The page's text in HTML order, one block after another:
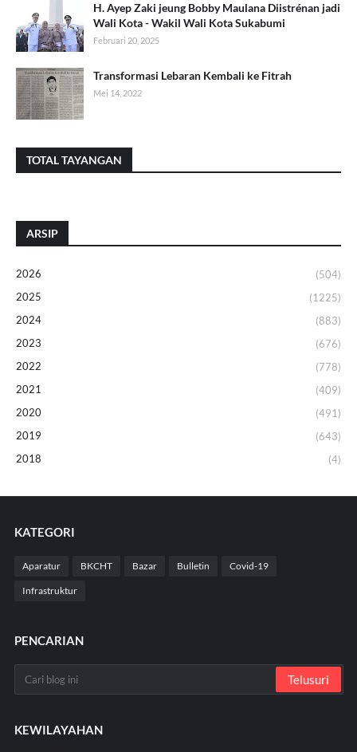
H. Ayep Zaki jeung Bobby Maulana Diistrénan jadi
Wali Kota - Wakil Wali Kota Sukabumi
Februari 20, 2025
Transformasi Lebaran Kembali ke Fitrah
Mei 14, 2022
TOTAL TAYANGAN
ARSIP
2026
(504)
2025
(1225)
2024
(883)
2023
(676)
2022
(778)
2021
(409)
2020
(491)
2019
(643)
2018
(4)
KATEGORI
Aparatur BKCHT Bazar Bulletin Covid-19
Infrastruktur
PENCARIAN
KEWILAYAHAN